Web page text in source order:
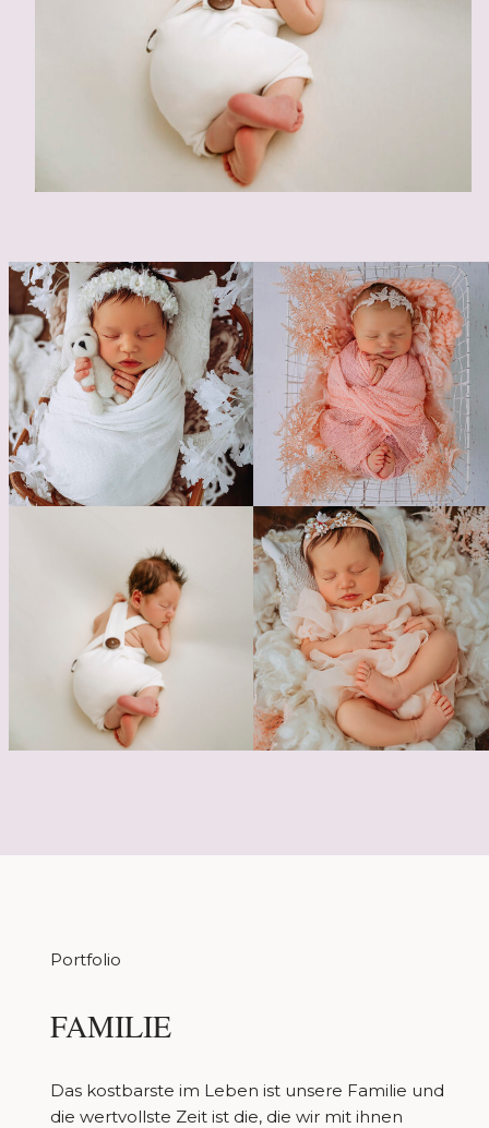
Portfolio
FAMILIE
Das kostbarste im Leben ist unsere Familie und
die wertvollste Zeit ist die, die wir mit ihnen